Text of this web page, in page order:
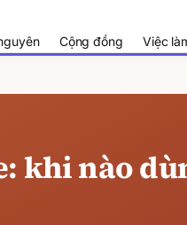
Cộng đồng Việc
khi nào